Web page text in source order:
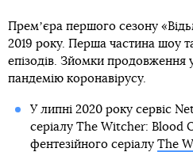
Премʼєра першого сезону
2019 року. Перша частина шоу
епізодів. Зйомки продовження
пандемію коронавірусу.
У липні 2020 року сервіс
серіалу The Witcher: Blood
фентезійного серіалу The